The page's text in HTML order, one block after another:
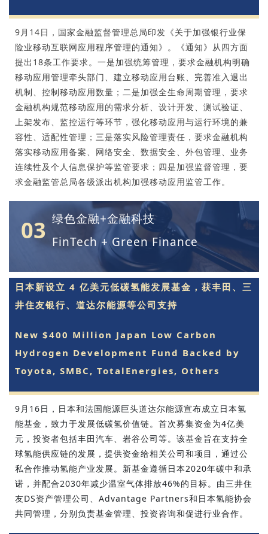
9月14日，国家金融监督管理总局印发《关于加强银行业保
险业移动互联网应用程序管理的通知》。《通知》从四方面
提出18条工作要求。一是加强统筹管理，要求金融机构明确
移动应用管理牵头部门、建立移动应用台账、完善准入退出
机制、控制移动应用数量；二是加强全生命周期管理，要求
金融机构规范移动应用的需求分析、设计开发、测试验证、
上架发布、监控运行等环节，强化移动应用与运行环境的兼
容性、适配性管理；三是落实风险管理责任，要求金融机构
落实移动应用备案、网络安全、数据安全、外包管理、业务
连续性及个人信息保护等监管要求；四是加强监督管理，要
求金融监管总局各级派出机构加强移动应用监管工作。
03 绿色金融+金融科技
FinTech + Green Finance
日本新设立 4 亿美元低碳氢能发展基金，获丰田、三
井住友银行、道达尔能源等公司支持
New $400 Million Japan Low Carbon
Hydrogen Development Fund Backed by
Toyota, SMBC, TotalEnergies, Others
9月16日，日本和法国能源巨头道达尔能源宣布成立日本氢
能基金，致力于发展低碳氢价值链。首次募集资金为4亿美
元，投资者包括丰田汽车、岩谷公司等。该基金旨在支持全
球氢能供应链的发展，提供资金给相关公司和项目，通过公
私合作推动氢能产业发展。新基金遵循日本2020年碳中和承
诺，并配合2030年减少温室气体排放46%的目标。由三井住
友DS资产管理公司、Advantage Partners和日本氢能协会
共同管理，分别负责基金管理、投资咨询和促进行业合作。